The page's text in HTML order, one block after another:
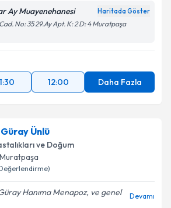
işlenmesini kabul ediyorum.
Ay Muayenehanesi Haritada Göster
No: 35 29.Ay Apt. K: 2 D: 4 Muratpaşa
12:00 Daha Fazla
Ünlü
ve Doğum
Hanıma Menapoz, ve genel
Devamı